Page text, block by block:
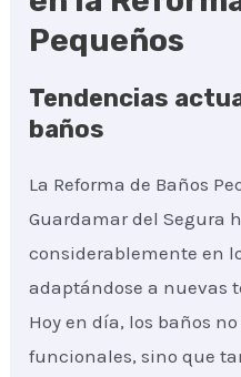
Pequeños
Tendencias
baños
La Reforma de Baños
Guardamar del Segura
considerablemente en
adaptándose a nuevas
Hoy en día, los baños
funcionales, sino que